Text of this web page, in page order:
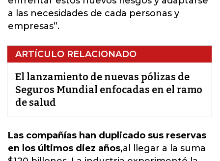
a las necesidades de cada personas y
empresas”.
ARTÍCULO RELACIONADO
El lanzamiento de nuevas pólizas de
Seguros Mundial enfocadas en el ramo
de salud
Las compañías han duplicado sus reservas
en los últimos diez años,al llegar a la suma